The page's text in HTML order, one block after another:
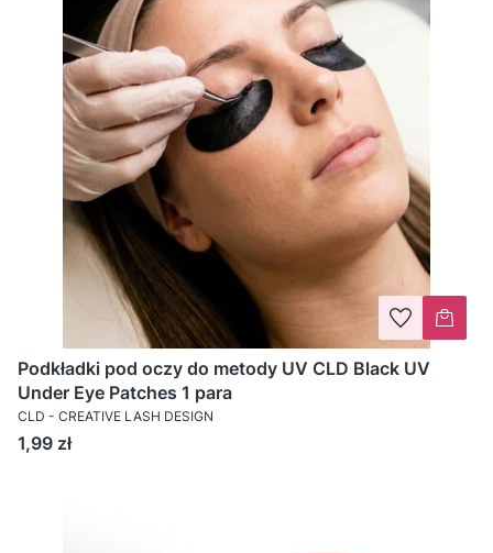
Podkładki pod oczy do metody UV CLD Black UV
Under Eye Patches 1 para
CLD - CREATIVE LASH DESIGN
Cena
1,99 zł